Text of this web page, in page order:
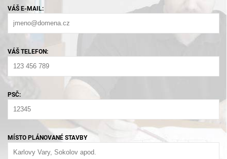
VÁŠ E-MAIL:
VÁŠ TELEFON:
PSČ:
MÍSTO PLÁNOVANÉ STAVBY